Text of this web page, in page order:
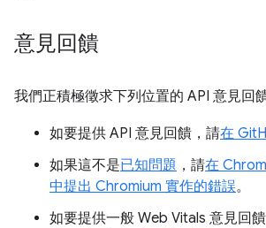
意見回饋
我們正積極徵求下列位置的 API 意見回
如要提供 API 意見回饋，請在
如果這不是已知問題 ，請在
中提出 Chromium 實作的錯誤。
如要提供一般 Web Vitals 意見回